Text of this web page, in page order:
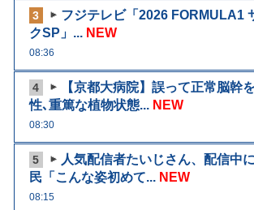
3
フジテレビ「2026 FORMULA1
クSP」... NEW
08:36
4
【京都大病院】誤って正常脳幹
性､重篤な植物状態... NEW
08:30
5
人気配信者たいじさん、配信中
民「こんな姿初めて... NEW
08:15